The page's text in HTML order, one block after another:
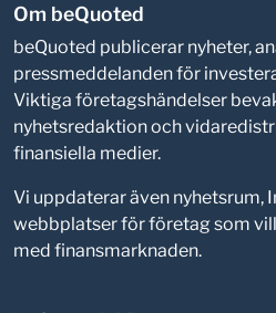
Om beQuoted
beQuoted publicerar nyheter,
pressmeddelanden för
Viktiga företagshändelser
nyhetsredaktion och
finansiella medier.
Vi uppdaterar även nyhetsrum,
webbplatser för företag som
med finansmarknaden.